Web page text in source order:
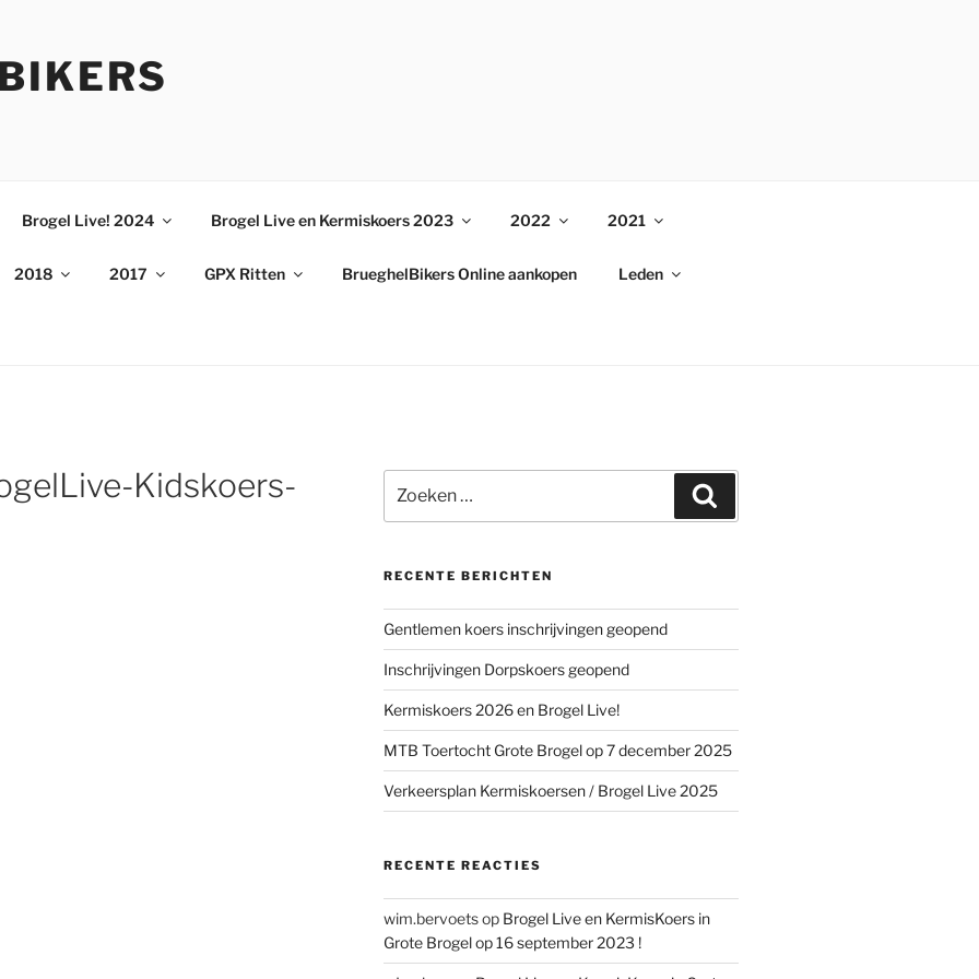
Brogel Live! 2024 Brogel Live en Kermiskoers 2023 2022 2021
2018 2017 GPX Ritten BrueghelBikers Online aankopen Leden
Kidskoers-
naar:
RECENTE BERICHTEN
Gentlemen koers inschrijvingen geopend
Inschrijvingen Dorpskoers geopend
Kermiskoers 2026 en Brogel Live!
MTB Toertocht Grote Brogel op 7 december 2025
Verkeersplan Kermiskoersen / Brogel Live 2025
RECENTE REACTIES
wim.bervoetsop Brogel Live en KermisKoers in
Grote Brogel op 16 september 2023 !